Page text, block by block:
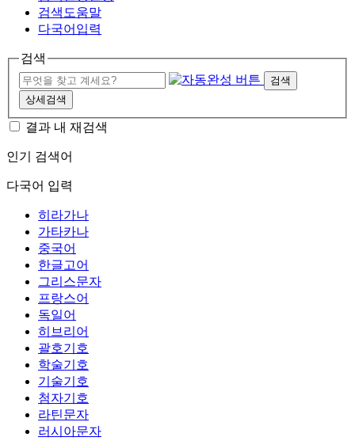
검색도움말
다국어입력
검색
검색
상세검색
결과 내 재검색
인기 검색어
다국어 입력
히라가나
가타카나
중국어
한글고어
그리스문자
프랑스어
독일어
히브리어
괄호기호
학술기호
기술기호
첨자기호
라틴문자
러시아문자